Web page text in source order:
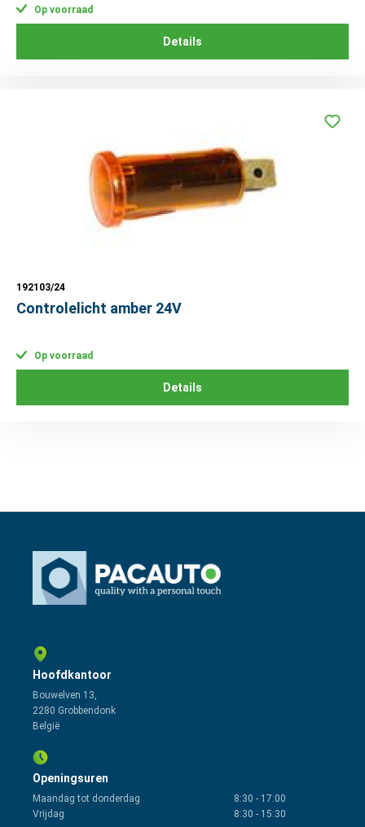
Op voorraad
Details
192103/24
Controlelicht amber 24V
Op voorraad
Details
Hoofdkantoor
Bouwelven 13,
2280 Grobbendonk
België
Openingsuren
Maandag tot donderdag 8:30 - 17:00
Vrijdag
8:30 - 15:30